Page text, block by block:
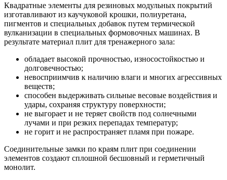
Квадратные элементы для резиновых модульных покрытий
изготавливают из каучуковой крошки, полиуретана,
пигментов и специальных добавок путем термической
вулканизации в специальных формовочных машинах. В
результате материал плит для тренажерного зала:
обладает высокой прочностью, износостойкостью и
долговечностью;
невосприимчив к наличию влаги и многих агрессивных
веществ;
способен выдерживать сильные весовые воздействия и
удары, сохраняя структуру поверхности;
не выгорает и не теряет свойств под солнечными
лучами и при резких перепадах температур;
не горит и не распространяет пламя при пожаре.
Соединительные замки по краям плит при соединении
элементов создают сплошной бесшовный и герметичный
монолит.